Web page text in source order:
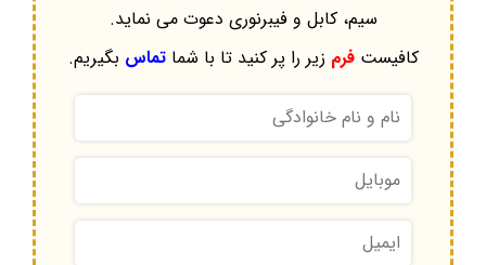
سیم، کابل و فیبرنوری دعوت می نماید.
کافیستفرم زیر را پر کنید تا با شماتماس بگیریم.